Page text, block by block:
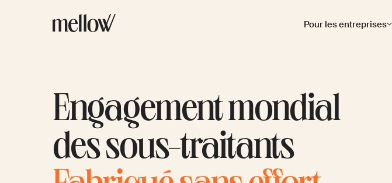
Pour les entreprises
Engagement mondial
des sous-traitants